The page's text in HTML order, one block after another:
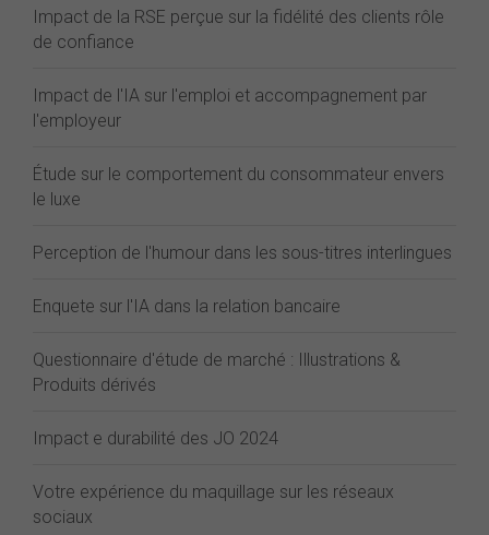
Impact de la RSE perçue sur la fidélité des clients rôle
de confiance
Impact de l'IA sur l'emploi et accompagnement par
l'employeur
Étude sur le comportement du consommateur envers
le luxe
Perception de l'humour dans les sous-titres interlingues
Enquete sur l'IA dans la relation bancaire
Questionnaire d'étude de marché : Illustrations &
Produits dérivés
Impact e durabilité des JO 2024
Votre expérience du maquillage sur les réseaux
sociaux